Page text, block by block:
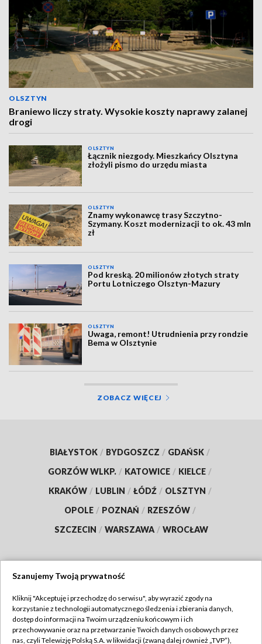
OLSZTYN
Braniewo liczy straty. Wysokie koszty naprawy zalanej
drogi
OLSZTYN
Łącznik niezgody. Mieszkańcy Olsztyna
złożyli pismo do urzędu miasta
OLSZTYN
Znamy wykonawcę trasy Szczytno-
Szymany. Koszt modernizacji to ok. 43 mln
zł
OLSZTYN
Pod kreską. 20 milionów złotych straty
Portu Lotniczego Olsztyn-Mazury
OLSZTYN
Uwaga, remont! Utrudnienia przy rondzie
Bema w Olsztynie
ZOBACZ WIĘCEJ
BIAŁYSTOK / BYDGOSZCZ / GDAŃSK /
GORZÓW WLKP. / KATOWICE / KIELCE /
KRAKÓW / LUBLIN / ŁÓDŹ / OLSZTYN /
OPOLE / POZNAŃ / RZESZÓW /
SZCZECIN / WARSZAWA / WROCŁAW
TVP
Abonament TVP
Regulamin TVP
Szanujemy Twoją prywatność
Kliknij "Akceptuję i przechodzę do serwisu", aby wyrazić zgody na
korzystanie z technologii automatycznego śledzenia i zbierania danych,
dostęp do informacji na Twoim urządzeniu końcowym i ich
przechowywanie oraz na przetwarzanie Twoich danych osobowych przez
nas, czyli Telewizję Polską S.A. w likwidacji (zwaną dalej również „TVP”),